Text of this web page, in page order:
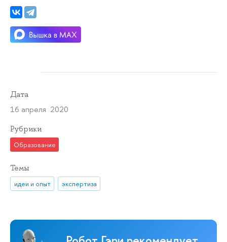
Дата
16 апреля 2020
Рубрики
Образование
Темы
идеи и опыт экспертиза